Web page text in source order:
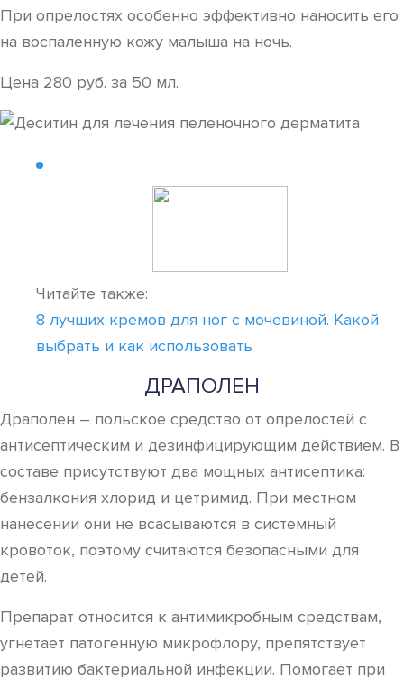
При опрелостях особенно эффективно наносить его
на воспаленную кожу малыша на ночь.
Цена 280 руб. за 50 мл.
Читайте также:
8 лучших кремов для ног с мочевиной. Какой
выбрать и как использовать
ДРАПОЛЕН
Драполен – польское средство от опрелостей с
антисептическим и дезинфицирующим действием. В
составе присутствуют два мощных антисептика:
бензалкония хлорид и цетримид. При местном
нанесении они не всасываются в системный
кровоток, поэтому считаются безопасными для
детей.
Препарат относится к антимикробным средствам,
угнетает патогенную микрофлору, препятствует
развитию бактериальной инфекции. Помогает при